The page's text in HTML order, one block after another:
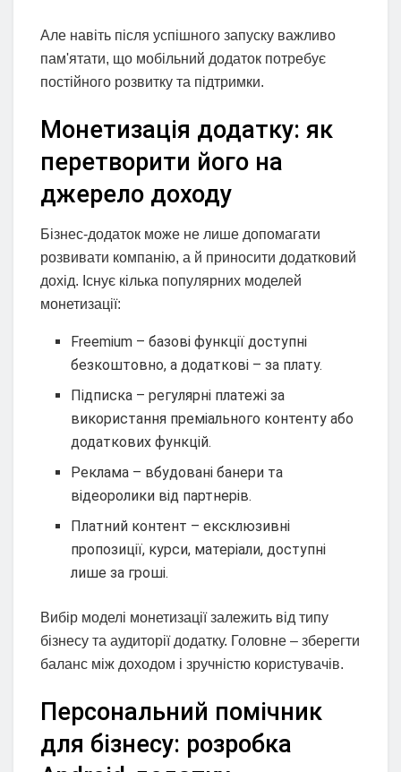
Але навіть після успішного запуску важливо
пам'ятати, що мобільний додаток потребує
постійного розвитку та підтримки.
Монетизація додатку: як
перетворити його на
джерело доходу
Бізнес-додаток може не лише допомагати
розвивати компанію, а й приносити додатковий
дохід. Існує кілька популярних моделей
монетизації:
Freemium – базові функції доступні
безкоштовно, а додаткові – за плату.
Підписка – регулярні платежі за
використання преміального контенту або
додаткових функцій.
Реклама – вбудовані банери та
відеоролики від партнерів.
Платний контент – ексклюзивні
пропозиції, курси, матеріали, доступні
лише за гроші.
Вибір моделі монетизації залежить від типу
бізнесу та аудиторії додатку. Головне – зберегти
баланс між доходом і зручністю користувачів.
Персональний помічник
для бізнесу: розробка